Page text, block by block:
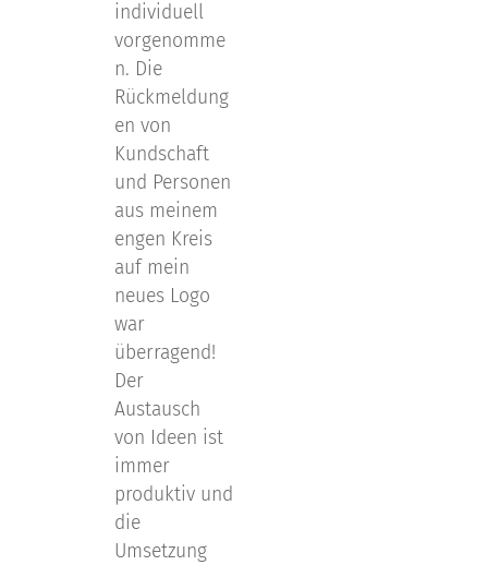
individuell
vorgenomme
n. Die
Rückmeldung
en von
Kundschaft
und Personen
aus meinem
engen Kreis
auf mein
neues Logo
war
überragend!
Der
Austausch
von Ideen ist
immer
produktiv und
die
Umsetzung